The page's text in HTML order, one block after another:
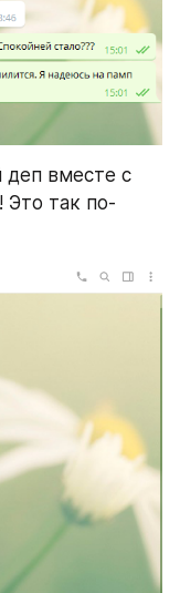
деп вместе с
Это так по-